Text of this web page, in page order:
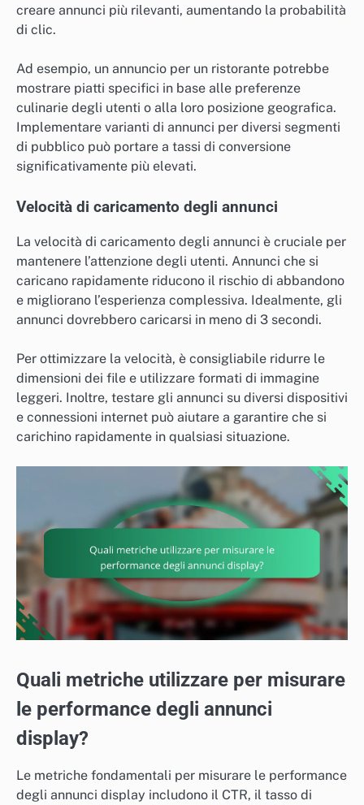
creare annunci più rilevanti, aumentando la probabilità
di clic.
Ad esempio, un annuncio per un ristorante potrebbe
mostrare piatti specifici in base alle preferenze
culinarie degli utenti o alla loro posizione geografica.
Implementare varianti di annunci per diversi segmenti
di pubblico può portare a tassi di conversione
significativamente più elevati.
Velocità di caricamento degli annunci
La velocità di caricamento degli annunci è cruciale per
mantenere l’attenzione degli utenti. Annunci che si
caricano rapidamente riducono il rischio di abbandono
e migliorano l’esperienza complessiva. Idealmente, gli
annunci dovrebbero caricarsi in meno di 3 secondi.
Per ottimizzare la velocità, è consigliabile ridurre le
dimensioni dei file e utilizzare formati di immagine
leggeri. Inoltre, testare gli annunci su diversi dispositivi
e connessioni internet può aiutare a garantire che si
carichino rapidamente in qualsiasi situazione.
Quali metriche utilizzare per misurare
le performance degli annunci
display?
Le metriche fondamentali per misurare le performance
degli annunci display includono il CTR, il tasso di